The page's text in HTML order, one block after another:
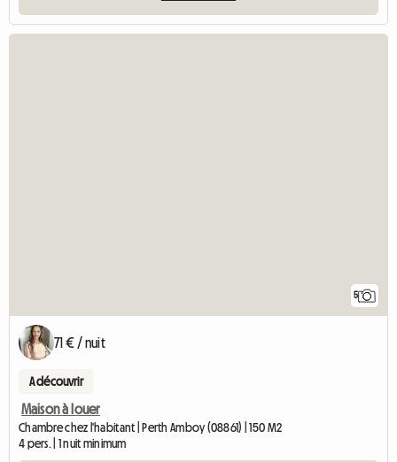
5
71 € / nuit
A découvrir
Maison à louer
Chambre chez l'habitant | Perth Amboy (08861) | 150 M2
4 pers. | 1 nuit minimum